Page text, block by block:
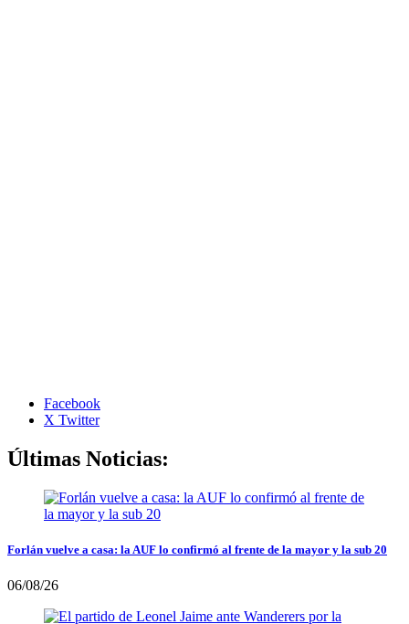
Facebook
X Twitter
Últimas Noticias:
Forlán vuelve a casa: la AUF lo confirmó al frente de la mayor y la sub 20
06/08/26